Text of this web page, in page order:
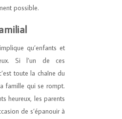
possible.
qu’enfants et
Si l’un de ces
toute la chaîne du
famille qui se rompt.
heureux, les parents
de s’épanouir à